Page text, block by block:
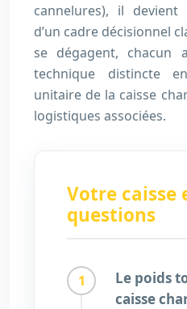
cannelures), il
d’un cadre décisionnel
se dégagent, chacun
technique distincte
unitaire de la caisse
logistiques associées.
Votre caisse
questions
Le poids
caisse